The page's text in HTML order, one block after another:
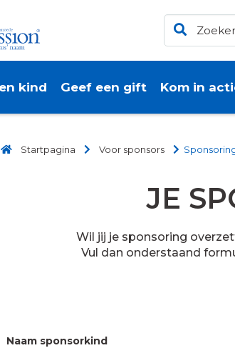
kind Geef een gift Kom in
Startpagina Voor sponsors
JE
Wil jij je sponsoring
Vul dan onderstaand
Naam sponsorkind